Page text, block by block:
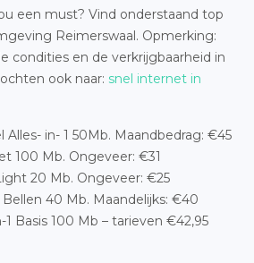
een must? Vind onderstaand top
Reimerswaal. Opmerking:
condities en de verkrijgbaarheid in
ook naar: snel internet in
Alles- in- 1 50Mb. Maandbedrag: €45
100 Mb. Ongeveer: €31
20 Mb. Ongeveer: €25
40 Mb. Maandelijks: €40
1 Basis 100 Mb – tarieven €42,95